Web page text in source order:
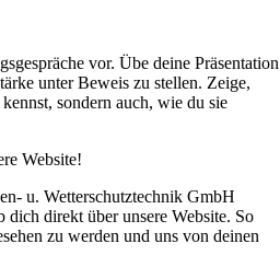
vor. Übe deine Präsentation
unter Beweis zu stellen. Zeige,
sondern auch, wie du sie
Website!
u. Wetterschutztechnik GmbH
dich direkt über unsere Website. So
zu werden und uns von deinen